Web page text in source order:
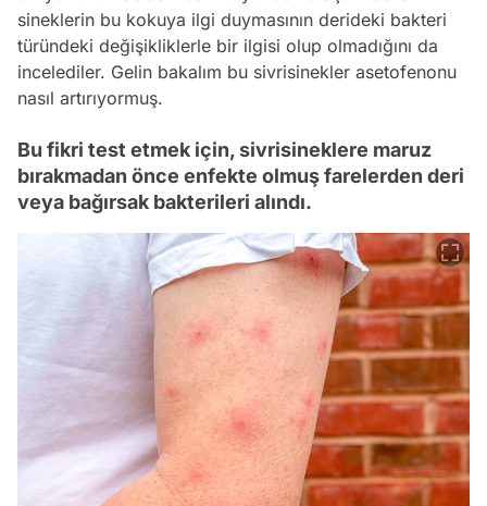
sineklerin bu kokuya ilgi duymasının derideki bakteri
türündeki değişikliklerle bir ilgisi olup olmadığını da
incelediler. Gelin bakalım bu sivrisinekler asetofenonu
nasıl artırıyormuş.
Bu fikri test etmek için, sivrisineklere maruz
bırakmadan önce enfekte olmuş farelerden deri
veya bağırsak bakterileri alındı.